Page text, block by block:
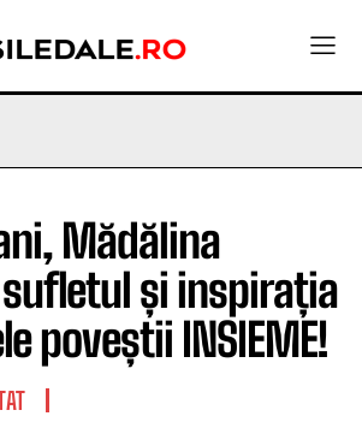
Mădălina
sufletul și inspirația
poveștii INSIEME!